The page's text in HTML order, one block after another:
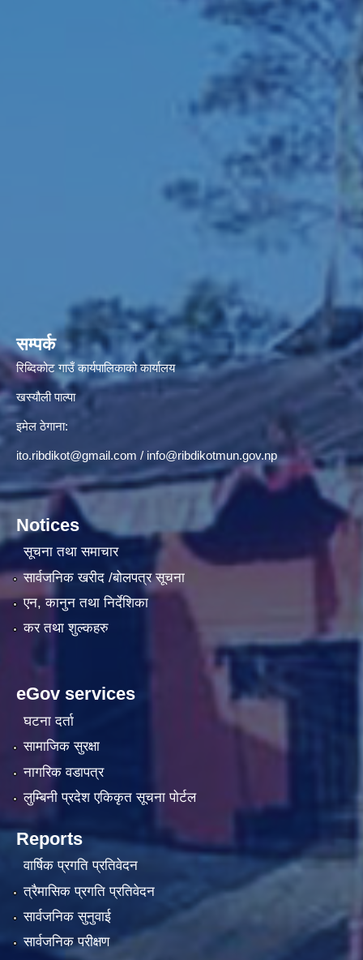
सम्पर्क
रिब्दिकोट गाउँ कार्यपालिकाको कार्यालय
खस्यौली पाल्पा
इमेल ठेगाना:
ito.ribdikot@gmail.com / info@ribdikotmun.gov.np
Notices
सूचना तथा समाचार
सार्वजनिक खरीद /बोलपत्र सूचना
एन, कानुन तथा निर्देशिका
कर तथा शुल्कहरु
eGov services
घटना दर्ता
सामाजिक सुरक्षा
नागरिक वडापत्र
लुम्बिनी प्रदेश एकिकृत सूचना पाेर्टल
Reports
वार्षिक प्रगति प्रतिवेदन
त्रैमासिक प्रगति प्रतिवेदन
सार्वजनिक सुनुवाई
सार्वजनिक परीक्षण